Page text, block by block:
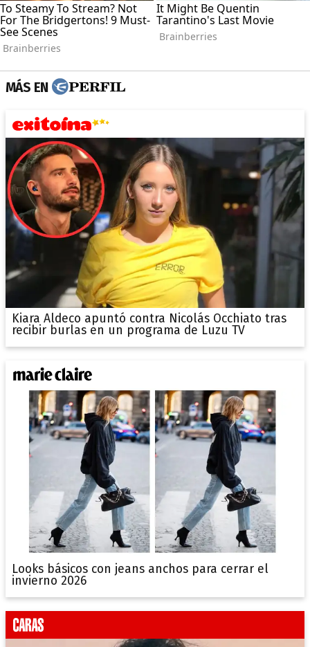
MÁS EN
Kiara Aldeco apuntó contra Nicolás Occhiato tras
recibir burlas en un programa de Luzu TV
Looks básicos con jeans anchos para cerrar el
invierno 2026